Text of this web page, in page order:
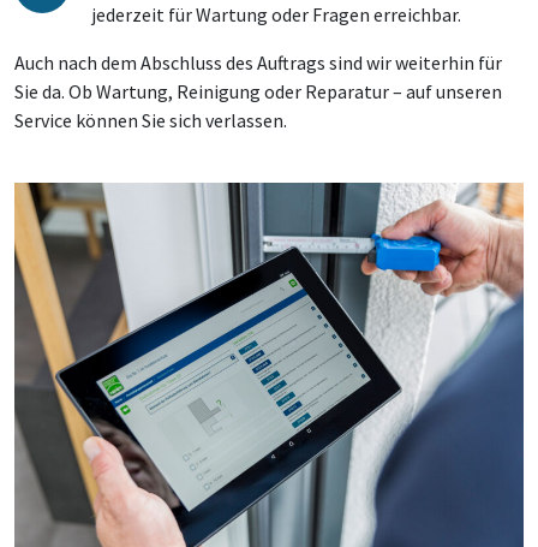
jederzeit für Wartung oder Fragen erreichbar.
Auch nach dem Abschluss des Auftrags sind wir weiterhin für
Sie da. Ob Wartung, Reinigung oder Reparatur – auf unseren
Service können Sie sich verlassen.